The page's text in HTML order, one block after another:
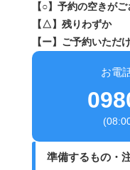
【○】予約の空きが
【△】残りわずか
【ー】ご予約いただ
お電
準備するもの・